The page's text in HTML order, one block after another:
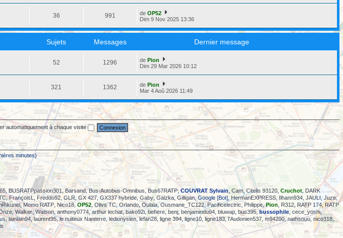
36 991 deOP52
Dim 9 Nov 2025 13:36
Sujets Messages Dernier message
52 1296 dePion
Dim 29 Mar 2026 10:12
321 1362 dePion
Mar 4 Aoû 2026 11:49
automatiquement à chaque visite
minutes)
BUSRATPpassion301 ,Barsand ,Bus-Autobus-Omnibus ,Bus67RATP,COUVRAT Sylvain ,Cam, Citelis 93120 Cruchot DARK
,FrançoisL Freddo92,GLR,GX 427,GX337 hybride Gaby Gaizka,Gilligan, Google [Bot], HermanEXPRESS Ilhann934 JAULI , Juze,
,Momo RATP,Nico18, OP52 Olivs TC Orlando Oulala,Ousmane_TC122 ,Pacificelectric Philippe,Pion R312,RATP 174,RATP
,Walker,Watson ,anthony0774,arthur lechat ,bako92i,behere benj benjamindu94 bluwap bus395,bussophile cece_yoshi,
,lainlain94,laurent95,le nuiteux Nanterre,ledionysien,lefan28 ligne 394 ,ligne10 ,ligne183,l’Audonien537 m94200,nathsouu nico318,